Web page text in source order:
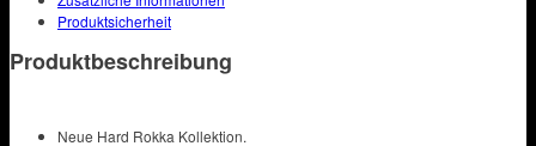
Produktsicherheit
Produktbeschreibung
Neue Hard Rokka Kollektion.